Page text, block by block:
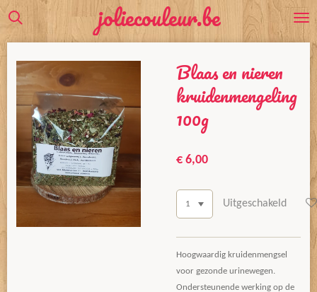
Ga
de
hoofdinhoud
joliecouleur.be
Blaas en nieren
kruidenmengeling
100g
€ 6,00
Uitgeschakeld
Hoogwaardig kruidenmengsel
voor gezonde urinewegen.
Ondersteunende werking op de